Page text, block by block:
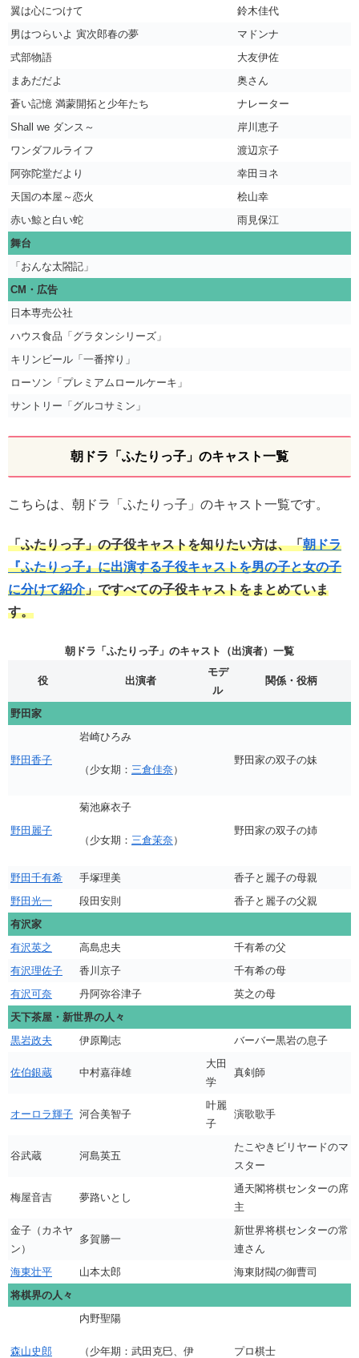
翼は心につけて
鈴木佳代
男はつらいよ 寅次郎春の夢
マドンナ
式部物語
大友伊佐
まあだだよ
奥さん
蒼い記憶 満蒙開拓と少年たち
ナレーター
Shall we ダンス～
岸川恵子
ワンダフルライフ
渡辺京子
阿弥陀堂だより
幸田ヨネ
天国の本屋～恋火
桧山幸
赤い鯨と白い蛇
雨見保江
舞台
「おんな太閤記」
CM・広告
日本専売公社
ハウス食品「グラタンシリーズ」
キリンビール「一番搾り」
ローソン「プレミアムロールケーキ」
サントリー「グルコサミン」
朝ドラ「ふたりっ子」のキャスト一覧
こちらは、朝ドラ「ふたりっ子」のキャスト一覧です。
「ふたりっ子」の子役キャストを知りたい方は、「朝ドラ
『ふたりっ子』に出演する子役キャストを男の子と女の子
に分けて紹介」ですべての子役キャストをまとめていま
す。
朝ドラ「ふたりっ子」のキャスト（出演者）一覧
役 出演者
モデ
ル
関係・役柄
野田家
野田香子
岩崎ひろみ
（少女期： 三倉佳奈）
野田家の双子の妹
野田麗子
菊池麻衣子
（少女期： 三倉茉奈）
野田家の双子の姉
野田千有希 手塚理美
香子と麗子の母親
野田光一
段田安則
香子と麗子の父親
有沢家
有沢英之
高島忠夫
千有希の父
有沢理佐子
香川京子
千有希の母
有沢可奈
丹阿弥谷津子
英之の母
天下茶屋・新世界の人々
黒岩政夫
伊原剛志 バーバー黒岩の息子
佐伯銀蔵 中村嘉葎雄
大田
学
真剣師
オーロラ輝子 河合美智子
叶麗
子
演歌歌手
谷武蔵 河島英五
たこやきビリヤードのマ
スター
梅屋音吉 夢路いとし
通天閣将棋センターの席
主
金子（カネヤ
ン）
多賀勝一
新世界将棋センターの常
連さん
海東壮平
山本太郎
海東財閥の御曹司
将棋界の人々
森山史郎
内野聖陽
（少年期：武田克巳、伊
プロ棋士